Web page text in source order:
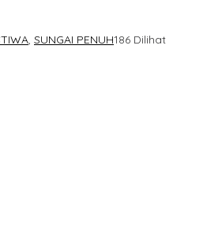
, SUNGAI PENUH186 Dilihat